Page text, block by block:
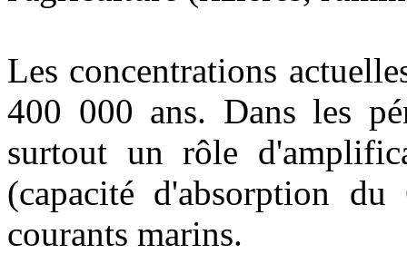
Les concentrations
400 000 ans. Dans les
surtout un rôle
(capacité d'absorption
courants marins.